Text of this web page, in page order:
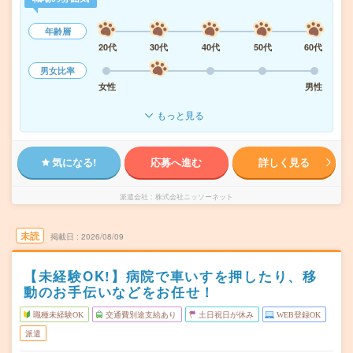
年齢層
20代
30代 40代 50代
60代
男女比率
女性
男性
もっと見る
気になる! 応募へ進む 詳しく見る
派遣会社 株式会社ニッソーネット
未読 掲載日 2026/08/09
【未経験OK!】病院で車いすを押したり、移
動のお手伝いなどをお任せ！
職種未経験OK 交通費別途支給あり 土日祝日が休み WEB登録OK
派遣